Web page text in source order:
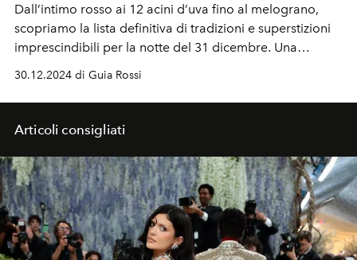
Dall’intimo rosso ai 12 acini d’uva fino al melograno,
scopriamo la lista definitiva di tradizioni e superstizioni
imprescindibili per la notte del 31 dicembre. Una
raccolta di curiosità tra leggende, riti e simbolismi che
folklore.
30.12.2024 di Guia Rossi
Articoli consigliati